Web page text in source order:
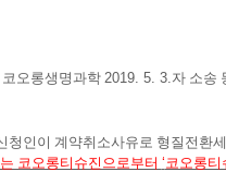
코오롱생명과학 2019. 5. 3.자 소송
청인이 계약취소사유로 형질전환
코오롱티슈진으로부터 ‘코오롱티